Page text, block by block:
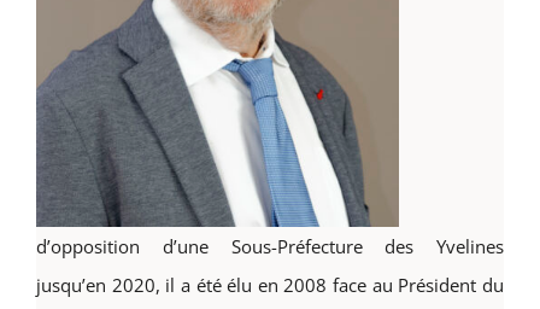
d’opposition d’une Sous-Préfecture des Yvelines
jusqu’en 2020, il a été élu en 2008 face au Président du